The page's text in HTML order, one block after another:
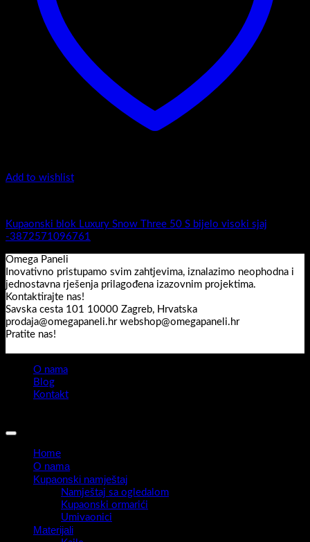
Add to wishlist
Kupaonski blok Luxury Snow Three 50 S bijelo visoki sjaj
-3872571096761
Omega Paneli
Inovativno pristupamo svim zahtjevima, iznalazimo neophodna i
jednostavna rješenja prilagođena izazovnim projektima.
Kontaktirajte nas!
Savska cesta 101 10000 Zagreb, Hrvatska
prodaja@omegapaneli.hr webshop@omegapaneli.hr
Pratite nas!
O nama
Blog
Kontakt
Home
O nama
Kupaonski namještaj
Namještaj sa ogledalom
Kupaonski ormarići
Umivaonici
Materijali